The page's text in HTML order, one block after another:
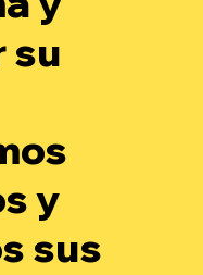
su
y
sus